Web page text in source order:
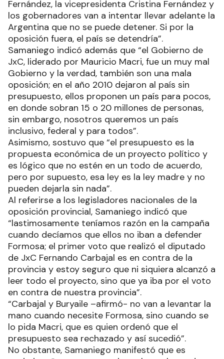
Fernández, la vicepresidenta Cristina Fernández y
los gobernadores van a intentar llevar adelante la
Argentina que no se puede detener. Si por la
oposición fuera, el país se detendría”.
Samaniego indicó además que “el Gobierno de
JxC, liderado por Mauricio Macri, fue un muy mal
Gobierno y la verdad, también son una mala
oposición; en el año 2010 dejaron al país sin
presupuesto, ellos proponen un país para pocos,
en donde sobran 15 o 20 millones de personas,
sin embargo, nosotros queremos un país
inclusivo, federal y para todos”.
Asimismo, sostuvo que “el presupuesto es la
propuesta económica de un proyecto político y
es lógico que no estén en un todo de acuerdo,
pero por supuesto, esa ley es la ley madre y no
pueden dejarla sin nada”.
Al referirse a los legisladores nacionales de la
oposición provincial, Samaniego indicó que
“lastimosamente teníamos razón en la campaña
cuando decíamos que ellos no iban a defender
Formosa; el primer voto que realizó el diputado
de JxC Fernando Carbajal es en contra de la
provincia y estoy seguro que ni siquiera alcanzó a
leer todo el proyecto, sino que ya iba por el voto
en contra de nuestra provincia”.
“Carbajal y Buryaile –afirmó- no van a levantar la
mano cuando necesite Formosa, sino cuando se
lo pida Macri, que es quien ordenó que el
presupuesto sea rechazado y así sucedió”.
No obstante, Samaniego manifestó que es